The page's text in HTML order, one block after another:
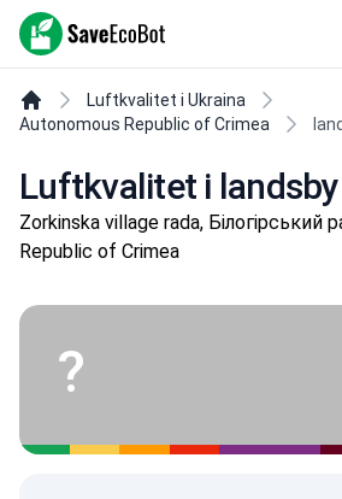
SaveEcoBot
Luftkvalitet i Ukraina
Autonomous Republic of Crimea
Luftkvalitet i
Zorkinska village rada, Білогірський
Republic of Crimea
?